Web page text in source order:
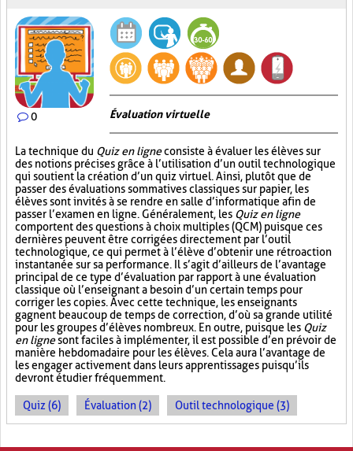
0 Évaluation virtuelle
La technique du Quiz en ligneconsiste à évaluer les élèves sur
des notions précises grâce à l’utilisation d’un outil technologique
qui soutient la création d’un quiz virtuel. Ainsi, plutôt que de
passer des évaluations sommatives classiques sur papier, les
élèves sont invités à se rendre en salle d’informatique afin de
passer l’examen en ligne. Généralement, les Quiz en ligne
comportent des questions à choix multiples (QCM) puisque ces
dernières peuvent être corrigées directement par l’outil
technologique, ce qui permet à l’élève d’obtenir une rétroaction
instantanée sur sa performance. Il s’agit d’ailleurs de l’avantage
principal de ce type d’évaluation par rapport à une évaluation
classique où l’enseignant a besoin d’un certain temps pour
corriger les copies. Avec cette technique, les enseignants
gagnent beaucoup de temps de correction, d’où sa grande utilité
pour les groupes d’élèves nombreux. En outre, puisque les Quiz
en lignesont faciles à implémenter, il est possible d’en prévoir de
manière hebdomadaire pour les élèves. Cela aura l’avantage de
les engager activement dans leurs apprentissages puisqu’ils
devront étudier fréquemment.
Quiz (6) Évaluation (2) Outil technologique (3)
PAGES